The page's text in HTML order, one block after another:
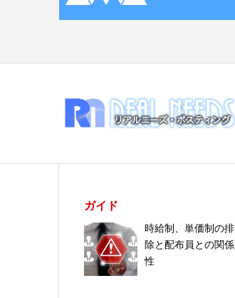
ガイド
時給制、単価制の排
除と配布員との関係
性